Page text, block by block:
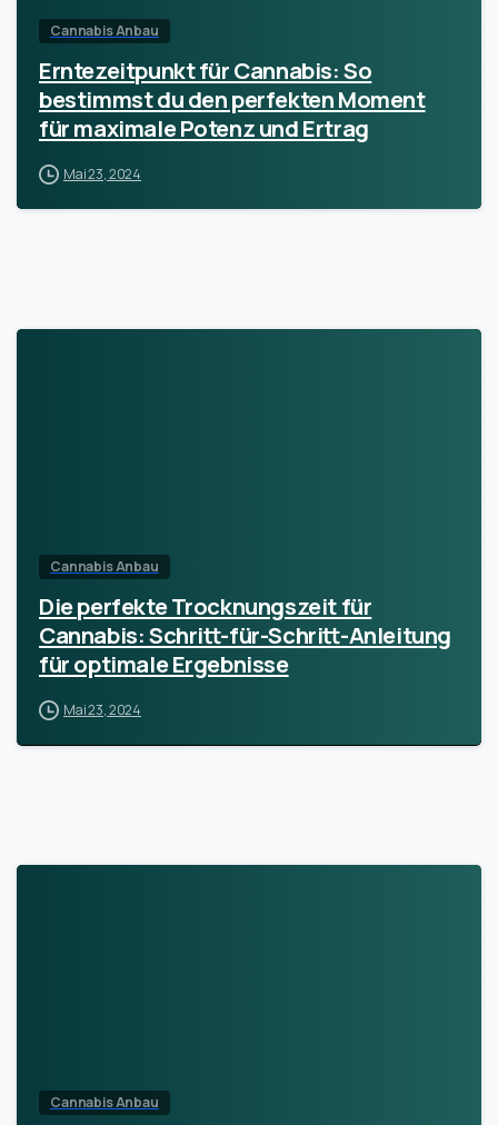
Cannabis Anbau
Erntezeitpunkt für Cannabis: So
bestimmst du den perfekten Moment
für maximale Potenz und Ertrag
Mai 23, 2024
Cannabis Anbau
Die perfekte Trocknungszeit für
Cannabis: Schritt-für-Schritt-Anleitung
für optimale Ergebnisse
Mai 23, 2024
Cannabis Anbau